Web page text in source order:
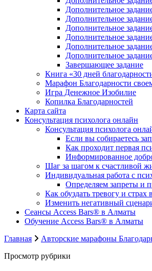
Дополнительное
Дополнительное
Дополнительное
Дополнительное
Дополнительное
Дополнительное
Завершающее задание
Книга «30 дней
Марафон Благодарности
Игра Денежное Изобилие
Копилка Благодарностей
Карта сайта
Консультация психолога онлайн
Консультация психолога
Если вы собираетесь
Как проходит первая
Информированное
Шаг за шагом к счастливой
Индивидуальная работа с
Определяем запреты и
Как обуздать тревогу и
Изменить негативный
Cеансы Access Bars® в Алматы
Обучение Access Bars® в Алматы
Главная
Авторские марафоны
Просмотр рубрики